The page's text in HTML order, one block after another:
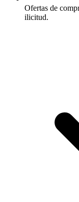
Ofertas de
ilicitud.